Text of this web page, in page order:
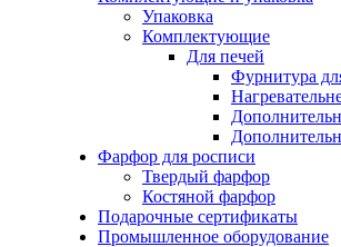
Упаковка
Комплектующие
Для печей
Фурнитура
Фарфор для росписи
Твердый фарфор
Костяной фарфор
Подарочные сертификаты
Промышленное оборудование